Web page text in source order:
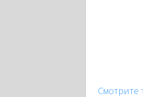
Смотрите